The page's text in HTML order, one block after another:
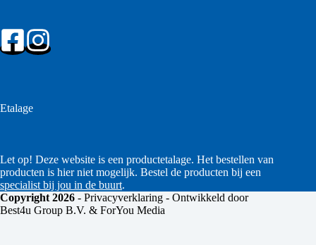
Etalage
Let op! Deze website is een productetalage. Het bestellen van
producten is hier niet mogelijk. Bestel de producten bij een
specialist bij jou in de buurt.
Copyright 2026 - Privacyverklaring - Ontwikkeld door
Best4u Group B.V. & ForYou Media